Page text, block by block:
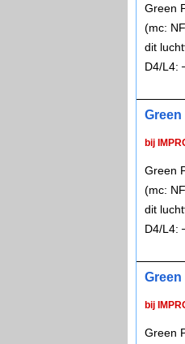
Green
(mc:
dit
D4/L4:
Green
bij
Green
(mc:
dit
D4/L4:
Green
bij
Green